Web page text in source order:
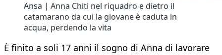
Ansa | Anna Chiti nel riquadro e dietro il
catamarano da cui la giovane è caduta in
acqua, perdendo la vita
È finito a soli 17 anni il sogno di Anna di lavorare